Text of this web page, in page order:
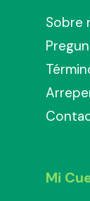
Sobre
Mi